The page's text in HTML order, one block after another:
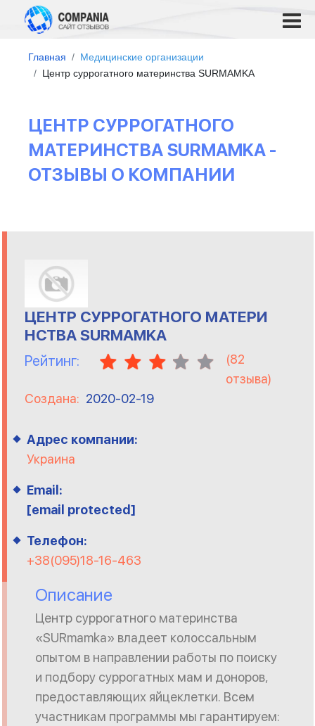
Главная
Медицинские организации
Центр суррогатного материнства SURMAMKA
ЦЕНТР СУРРОГАТНОГО
МАТЕРИНСТВА SURMAMKA -
ОТЗЫВЫ О КОМПАНИИ
ЦЕНТР СУРРОГАТНОГО МАТЕРИ
НСТВА SURMAMKA
Рейтинг: (82
отзыва)
Создана: 2020-02-19
Адрес компании:
Украина
Email:
[email protected]
Телефон:
+38(095)18-16-463
Описание
Центр суррогатного материнства
«SURmamka» владеет колоссальным
опытом в направлении работы по поиску
и подбору суррогатных мам и доноров,
предоставляющих яйцеклетки. Всем
участникам программы мы гарантируем: